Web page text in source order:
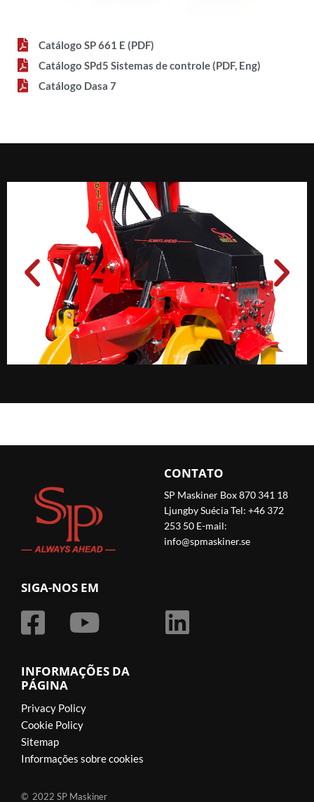
Catálogo SP 661 E (PDF)
Catálogo SPd5 Sistemas de controle (PDF, Eng)
Catálogo Dasa 7
CONTATO
SP Maskiner Box 870 341 18
Ljungby Suécia Tel: +46 372
253 50 E-mail:
info@spmaskiner.se
SIGA-NOS EM
INFORMAÇÕES DA
PÁGINA
Privacy Policy
Cookie Policy
Sitemap
Informações sobre cookies
© 2022 SP Maskiner